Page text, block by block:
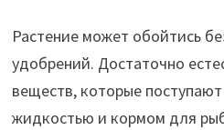
Растение может обойтись
удобрений. Достаточно
веществ, которые
жидкостью и кормом для